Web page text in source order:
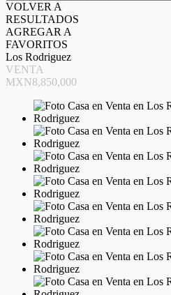
VOLVER A
RESULTADOS
AGREGAR A
FAVORITOS
Los Rodriguez
VENTA
MXN8,850,000